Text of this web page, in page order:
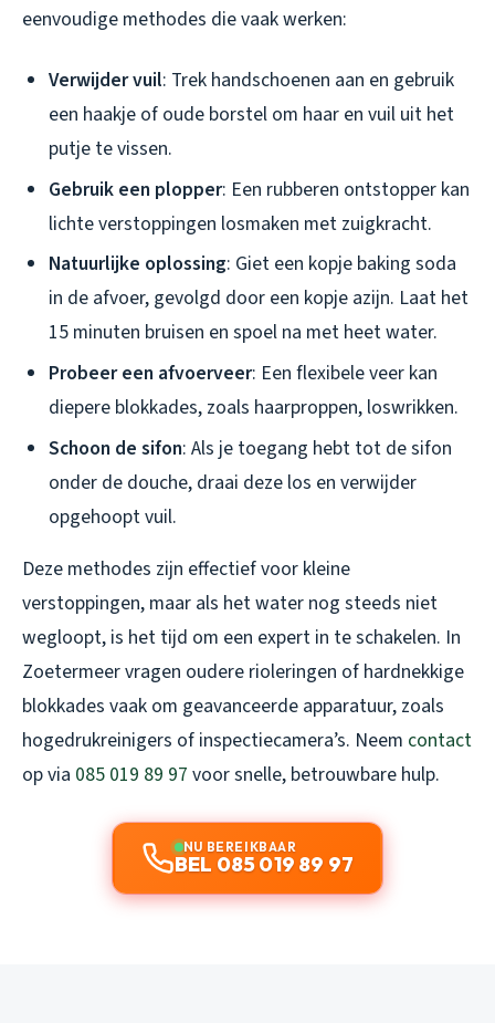
eenvoudige methodes die vaak werken:
Verwijder vuil: Trek handschoenen aan en gebruik
een haakje of oude borstel om haar en vuil uit het
putje te vissen.
Gebruik een plopper: Een rubberen ontstopper kan
lichte verstoppingen losmaken met zuigkracht.
Natuurlijke oplossing: Giet een kopje baking soda
in de afvoer, gevolgd door een kopje azijn. Laat het
15 minuten bruisen en spoel na met heet water.
Probeer een afvoerveer: Een flexibele veer kan
diepere blokkades, zoals haarproppen, loswrikken.
Schoon de sifon: Als je toegang hebt tot de sifon
onder de douche, draai deze los en verwijder
opgehoopt vuil.
Deze methodes zijn effectief voor kleine
verstoppingen, maar als het water nog steeds niet
wegloopt, is het tijd om een expert in te schakelen. In
Zoetermeer vragen oudere rioleringen of hardnekkige
blokkades vaak om geavanceerde apparatuur, zoals
hogedrukreinigers of inspectiecamera’s. Neem contact
op via 085 019 89 97 voor snelle, betrouwbare hulp.
NU BEREIKBAAR
BEL 085 019 89 97